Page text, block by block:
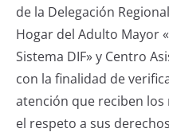
de la Delegación
Hogar del Adulto Mayor
Sistema DIF» y Centro
con la finalidad de
atención que reciben
el respeto a sus